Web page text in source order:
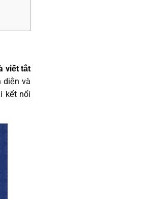
viết tắt
diện và
kết nối